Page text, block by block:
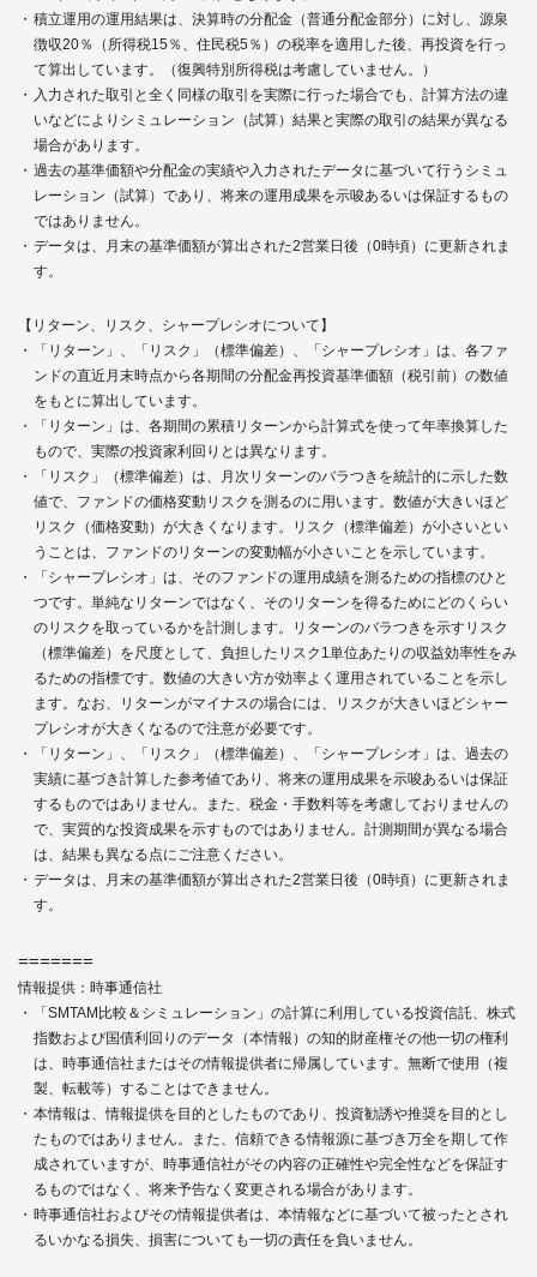
積立運用の運用結果は、決算時の分配金（普通分配金部分）に対し、源泉
徴収20％（所得税15％、住民税5％）の税率を適用した後、再投資を行っ
て算出しています。（復興特別所得税は考慮していません。）
入力された取引と全く同様の取引を実際に行った場合でも、計算方法の違
いなどによりシミュレーション（試算）結果と実際の取引の結果が異なる
場合があります。
過去の基準価額や分配金の実績や入力されたデータに基づいて行うシミュ
レーション（試算）であり、将来の運用成果を示唆あるいは保証するもの
ではありません。
データは、月末の基準価額が算出された2営業日後（0時頃）に更新されま
す。
【リターン、リスク、シャープレシオについて】
「リターン」、「リスク」（標準偏差）、「シャープレシオ」は、各ファ
ンドの直近月末時点から各期間の分配金再投資基準価額（税引前）の数値
をもとに算出しています。
「リターン」は、各期間の累積リターンから計算式を使って年率換算した
もので、実際の投資家利回りとは異なります。
「リスク」（標準偏差）は、月次リターンのバラつきを統計的に示した数
値で、ファンドの価格変動リスクを測るのに用います。数値が大きいほど
リスク（価格変動）が大きくなります。リスク（標準偏差）が小さいとい
うことは、ファンドのリターンの変動幅が小さいことを示しています。
「シャープレシオ」は、そのファンドの運用成績を測るための指標のひと
つです。単純なリターンではなく、そのリターンを得るためにどのくらい
のリスクを取っているかを計測します。リターンのバラつきを示すリスク
（標準偏差）を尺度として、負担したリスク1単位あたりの収益効率性をみ
るための指標です。数値の大きい方が効率よく運用されていることを示し
ます。なお、リターンがマイナスの場合には、リスクが大きいほどシャー
プレシオが大きくなるので注意が必要です。
「リターン」、「リスク」（標準偏差）、「シャープレシオ」は、過去の
実績に基づき計算した参考値であり、将来の運用成果を示唆あるいは保証
するものではありません。また、税金・手数料等を考慮しておりませんの
で、実質的な投資成果を示すものではありません。計測期間が異なる場合
は、結果も異なる点にご注意ください。
データは、月末の基準価額が算出された2営業日後（0時頃）に更新されま
す。
=======
情報提供：時事通信社
「SMTAM比較＆シミュレーション」の計算に利用している投資信託、株式
指数および国債利回りのデータ（本情報）の知的財産権その他一切の権利
は、時事通信社またはその情報提供者に帰属しています。無断で使用（複
製、転載等）することはできません。
本情報は、情報提供を目的としたものであり、投資勧誘や推奨を目的とし
たものではありません。また、信頼できる情報源に基づき万全を期して作
成されていますが、時事通信社がその内容の正確性や完全性などを保証す
るものではなく、将来予告なく変更される場合があります。
時事通信社およびその情報提供者は、本情報などに基づいて被ったとされ
るいかなる損失、損害についても一切の責任を負いません。